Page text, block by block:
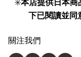
✳️本店提供日本商
下已閱讀並同
關注我們